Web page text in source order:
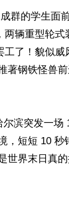
两辆重型轮式
工了！貌似威
著钢铁怪兽
滨突发一场
，短短 10
世界末日真